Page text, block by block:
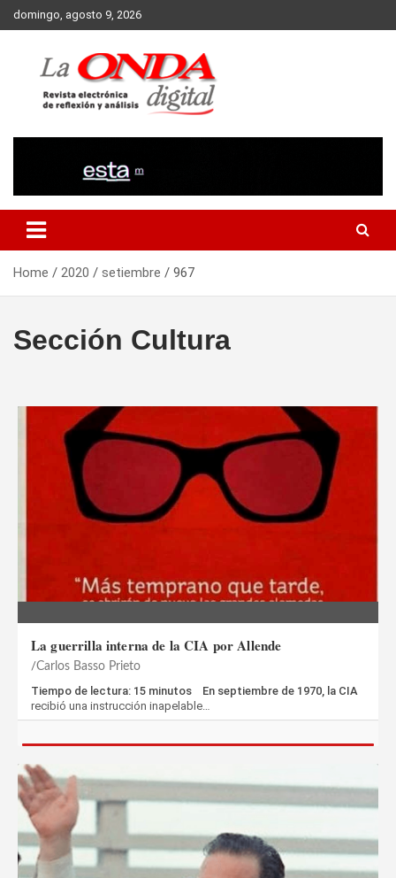
Skip
to
domingo, agosto 9, 2026
Home 2020 setiembre 967
La guerrilla interna de la CIA por Allende
Carlos Basso Prieto
Tiempo de lectura: 15 minutos En septiembre de 1970, la CIA
recibió una instrucción inapelable…